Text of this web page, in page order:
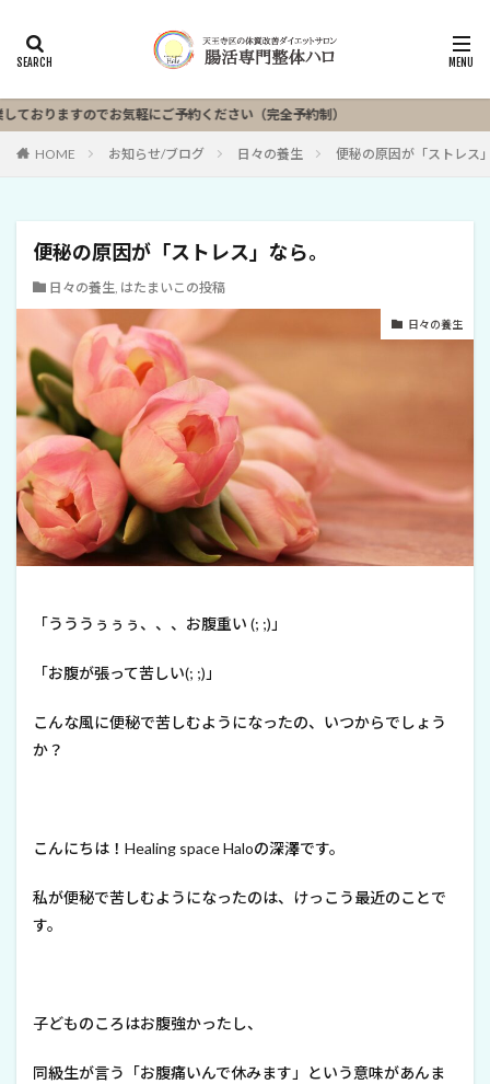
ますのでお気軽にご予約ください（完全予約制）
HOME お知らせ/ブログ 日々の養生 便秘の原因が「ストレス
便秘の原因が「ストレス」なら。
日々の養生, はたまいこの投稿
日々の養生
「うううぅぅぅ、、、お腹重い (; ;)」
「お腹が張って苦しい(; ;)」
こんな風に便秘で苦しむようになったの、いつからでしょう
か？
こんにちは！Healing space Haloの深澤です。
私が便秘で苦しむようになったのは、けっこう最近のことで
す。
子どものころはお腹強かったし、
同級生が言う「お腹痛いんで休みます」という意味があんま